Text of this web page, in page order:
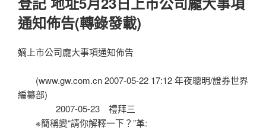
於
通知佈告(轉錄發載)
嫡上市公司龐大事項通知佈告
(www.gw.com.cn 2007-05-22 17:12 年夜聰明/證券世界
編纂部)
2007-05-23 禮拜三
※簡稱變“請你解釋一下？”革: